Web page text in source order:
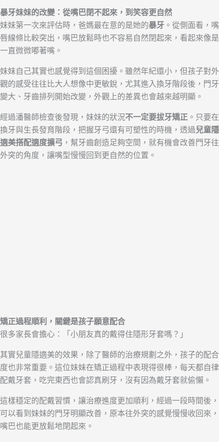
暴牙妹妹的改變：從嘴巴閉不起來，到笑容更自然
妹妹第一次來評估時，爸媽最在意的是她的暴牙 。從側面看，嘴
唇線條比較突出，嘴巴放鬆時也不容易自然閉起來，看起來像是
一直微微嘟著嘴。
妹妹自己其實也感覺得到這個困擾。雖然年紀還小，但孩子對外
觀的感受往往比大人想像中更敏銳，尤其進入換牙階段後，門牙
變大、牙齒排列開始改變，外觀上的差異也會越來越明顯。
經過潘醫師檢查後發現，妹妹的狀況不一定要拔牙矯正 。只要在
換牙與生長發育階段，把握牙弓還有可塑性的時機，透過兒童隱
適美搭配適度擴弓 ，幫牙齒創造足夠空間，就有機會改善門牙往
外突的角度，讓嘴型慢慢回到更自然的位置。
矯正過程順利，關鍵是孩子願意配合
很多家長會擔心：「小朋友真的戴得住隱形牙套嗎？」
其實兒童隱適美的效果，除了醫師的治療規劃之外，孩子的配合
度也非常重要。這位妹妹在矯正過程中表現得很棒，每天都自律
配戴牙套，吃完東西也會認真刷牙，沒有因為戴牙套就偷懶。
這樣穩定的配戴習慣，讓治療進度更加順利，經過一段時間後，
可以看到妹妹的門牙明顯改善，原本往外突的感覺慢慢收回來，
嘴巴也能更放鬆地閉起來。